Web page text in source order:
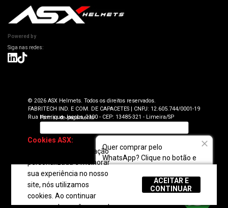
Segurança e Privacidade
Cancelamento
Dúvidas Frequentes
Trabalhe Conosco
Powered by
© 2026 ASX Helmets. Todos os direitos reservados.
FABRITECH IND. E COM. DE CAPACETES | CNPJ: 12.605.744/0001-19
Rua Henrique Jacobs, 2100 - CEP: 13485-321 - Limeira/SP
REGULAR
Quer comprar pelo
WhatsApp? Clique no botão e
Cookies ASX:
oferecer uma navegação
personalizada e melhorar
sua experiência no nosso
site, nós utilizamos
cookies. Ao continuar
ACEITAR E
CONTINUAR